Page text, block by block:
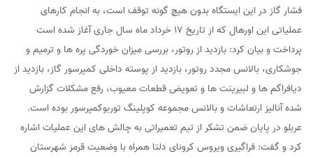
فشار گاز در اين ايستگاه بدون هيچ گونه توقف است، به انجام كارهای
عملياتی اين اورهال كه از تاريخ 17 خرداد ماه سال جاری آغاز شده است
پرداخت و بيان كرد: بازديد از روتور، بررسی ميزان خوردگی پره ها و ترميم و
جوشكاری، بالانس مجدد روتور، بازديد از پوسته داخلی كمپرسور گاز، بازديد از
ديافراگم ها و لبيرينت ها و تعويض قطعات معيوب، رفع مشكلات گزارش
شده آناليز ارتعاشات و بالانس مجموعه كوپلينگ توربوكمپرسور بوده است.
عربلو در پايان ضمن تشكر از تيم تعميراتی به چالش های اين عمليات اشاره
كرد و گفت: فراگيری ويروس كرونای دلتا همراه با وضعيت قرمز شهرستان